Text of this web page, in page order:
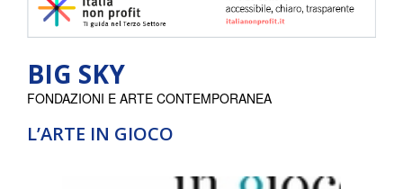
BIG SKY
L’ARTE IN GIOCO
FONDAZIONI E ARTE CONTEMPORANEA